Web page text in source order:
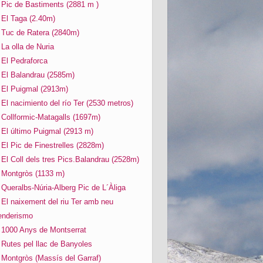
Pic de Bastiments (2881 m )
El Taga (2.40m)
Tuc de Ratera (2840m)
La olla de Nuria
El Pedraforca
El Balandrau (2585m)
El Puigmal (2913m)
El nacimiento del río Ter (2530 metros)
Collformic-Matagalls (1697m)
El último Puigmal (2913 m)
El Pic de Finestrelles (2828m)
El Coll dels tres Pics.Balandrau (2528m)
Montgròs (1133 m)
Queralbs-Núria-Alberg Pic de L´Àliga
El naixement del riu Ter amb neu
1000 Anys de Montserrat
Rutes pel llac de Banyoles
Montgròs (Massís del Garraf)